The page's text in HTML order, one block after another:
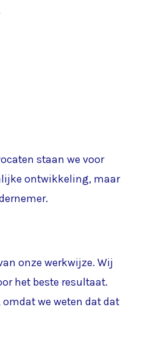
staan we voor
ontwikkeling, maar
onze werkwijze. Wij
het beste resultaat.
we weten dat dat